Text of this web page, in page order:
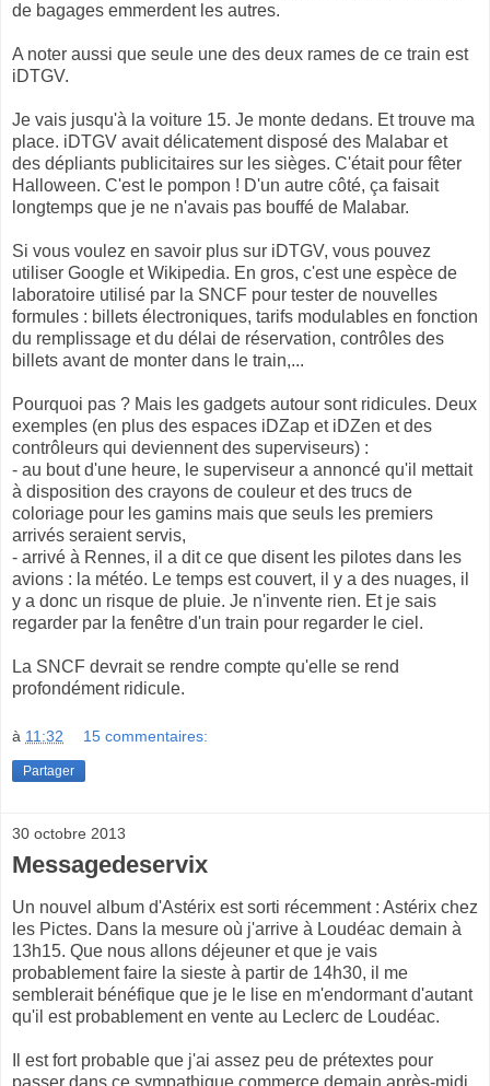
de bagages emmerdent les autres.
A noter aussi que seule une des deux rames de ce train est
iDTGV.
Je vais jusqu'à la voiture 15. Je monte dedans. Et trouve ma
place. iDTGV avait délicatement disposé des Malabar et
des dépliants publicitaires sur les sièges. C'était pour fêter
Halloween. C'est le pompon ! D'un autre côté, ça faisait
longtemps que je ne n'avais pas bouffé de Malabar.
Si vous voulez en savoir plus sur iDTGV, vous pouvez
utiliser Google et Wikipedia. En gros, c'est une espèce de
laboratoire utilisé par la SNCF pour tester de nouvelles
formules : billets électroniques, tarifs modulables en fonction
du remplissage et du délai de réservation, contrôles des
billets avant de monter dans le train,...
Pourquoi pas ? Mais les gadgets autour sont ridicules. Deux
exemples (en plus des espaces iDZap et iDZen et des
contrôleurs qui deviennent des superviseurs) :
- au bout d'une heure, le superviseur a annoncé qu'il mettait
à disposition des crayons de couleur et des trucs de
coloriage pour les gamins mais que seuls les premiers
arrivés seraient servis,
- arrivé à Rennes, il a dit ce que disent les pilotes dans les
avions : la météo. Le temps est couvert, il y a des nuages, il
y a donc un risque de pluie. Je n'invente rien. Et je sais
regarder par la fenêtre d'un train pour regarder le ciel.
La SNCF devrait se rendre compte qu'elle se rend
profondément ridicule.
à 11:32 15 commentaires:
Partager
30 octobre 2013
Messagedeservix
Un nouvel album d'Astérix est sorti récemment : Astérix chez
les Pictes. Dans la mesure où j'arrive à Loudéac demain à
13h15. Que nous allons déjeuner et que je vais
probablement faire la sieste à partir de 14h30, il me
semblerait bénéfique que je le lise en m'endormant d'autant
qu'il est probablement en vente au Leclerc de Loudéac.
Il est fort probable que j'ai assez peu de prétextes pour
passer dans ce sympathique commerce demain après-midi